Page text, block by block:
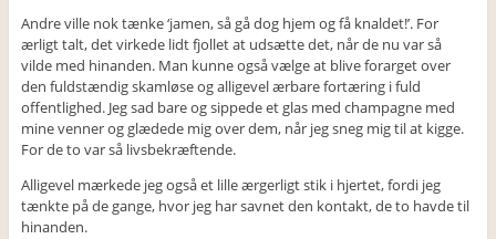
Andre ville nok tænke ‘jamen, så gå dog hjem og få knaldet!’. For
ærligt talt, det virkede lidt fjollet at udsætte det, når de nu var så
vilde med hinanden. Man kunne også vælge at blive forarget over
den fuldstændig skamløse og alligevel ærbare fortæring i fuld
offentlighed. Jeg sad bare og sippede et glas med champagne med
mine venner og glædede mig over dem, når jeg sneg mig til at kigge.
For de to var så livsbekræftende.
Alligevel mærkede jeg også et lille ærgerligt stik i hjertet, fordi jeg
tænkte på de gange, hvor jeg har savnet den kontakt, de to havde til
hinanden.